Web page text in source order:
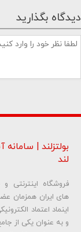
دیدگاه بگذارید
شماره تلفن و ایمیل
بولتزلند |
لند
فروشگاه اینترنتی
های ایران همزمان
اینماد اعتماد
و به عنوان یکی از